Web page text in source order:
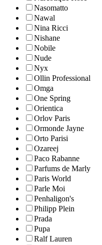
Nasomatto
Nawal
Nina Ricci
Nishane
Nobile
Nude
Nyx
Ollin Professional
Omga
One Spring
Orientica
Orlov Paris
Ormonde Jayne
Orto Parisi
Ozareej
Paco Rabanne
Parfums de Marly
Paris World
Parle Moi
Penhaligon's
Philipp Plein
Prada
Pupa
Ralf Lauren